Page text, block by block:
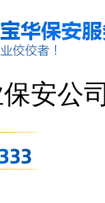
安公司